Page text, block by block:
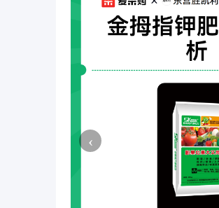
‹